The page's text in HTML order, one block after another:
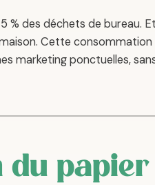
% des déchets de bureau.
Cette
marketing ponctuelles,